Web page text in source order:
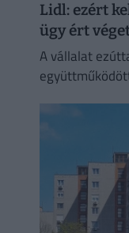
Lidl: ezért
ügy ért
A vállalat